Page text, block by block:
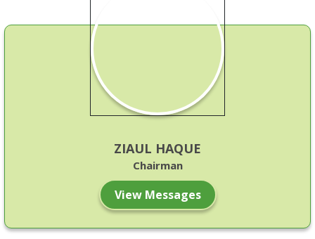
বি.এসসি ইন নাসিং ১ম, ২য়, ৩য় ও ৪র্থ বর্ষ (নতুন কারিকুলাম) ৩য় ও ৪র্থ
Time table for the B.Sc in Nursing final written
জাতীয় দক্ষতামান বেসিক সার্টিফিকেট কোর্স (৩৬০ ঘন্টা) শিক্ষাক্রমের ...
ZIAUL HAQUE
Chairman
View Messages